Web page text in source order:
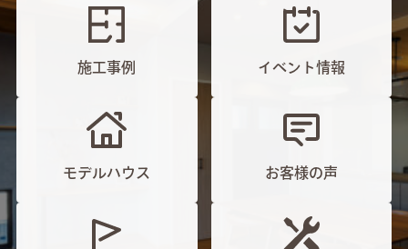
施工事例 イベント情報
モデルハウス お客様の声